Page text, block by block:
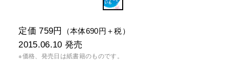
定価 759円 （本体690円＋税）
2015.06.10 発売
※価格、発売日は紙書籍のものです。